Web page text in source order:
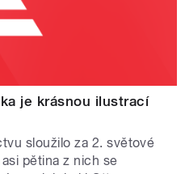
je krásnou ilustrací
sloužilo za 2. světové
pětina z nich se